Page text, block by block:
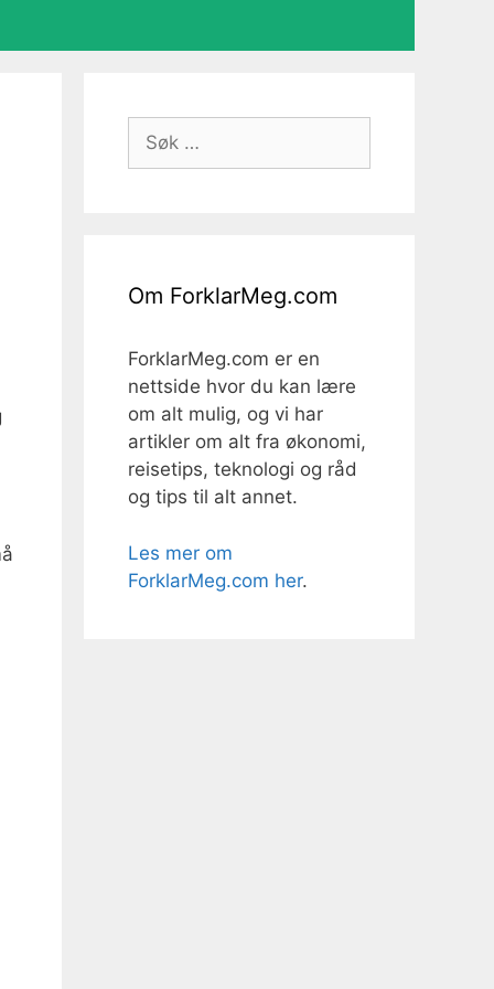
Søk
etter:
Om ForklarMeg.com
ForklarMeg.com er en
nettside hvor du kan lære
om alt mulig, og vi har
artikler om alt fra økonomi,
reisetips, teknologi og råd
og tips til alt annet.
Les mer om
ForklarMeg.com her.